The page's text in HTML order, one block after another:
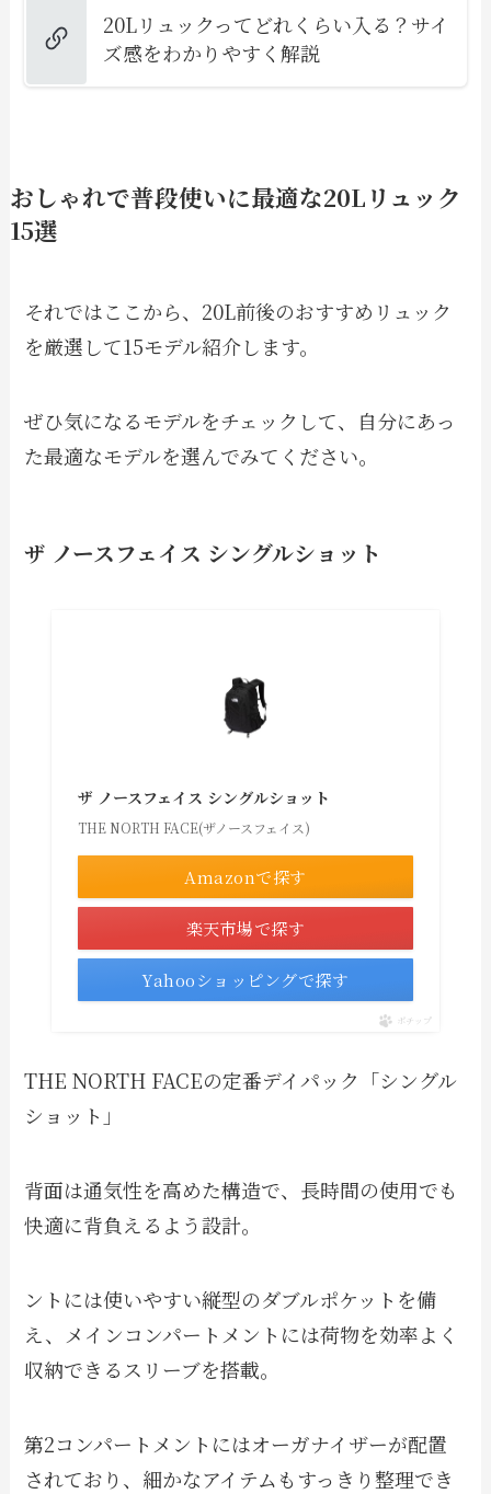
20Lリュックってどれくらい入る？サイ
ズ感をわかりやすく解説
おしゃれで普段使いに最適な20Lリュック
15選
それではここから、20L前後のおすすめリュック
を厳選して15モデル紹介します。
ぜひ気になるモデルをチェックして、自分にあっ
た最適なモデルを選んでみてください。
ザ ノースフェイス シングルショット
ザ ノースフェイス シングルショット
THE NORTH FACE(ザノースフェイス)
Amazonで探す
楽天市場で探す
Yahooショッピングで探す
ポチップ
THE NORTH FACEの定番デイパック「シングル
ショット」
背面は通気性を高めた構造で、長時間の使用でも
快適に背負えるよう設計。
ントには使いやすい縦型のダブルポケットを備
え、メインコンパートメントには荷物を効率よく
収納できるスリーブを搭載。
第2コンパートメントにはオーガナイザーが配置
されており、細かなアイテムもすっきり整理でき